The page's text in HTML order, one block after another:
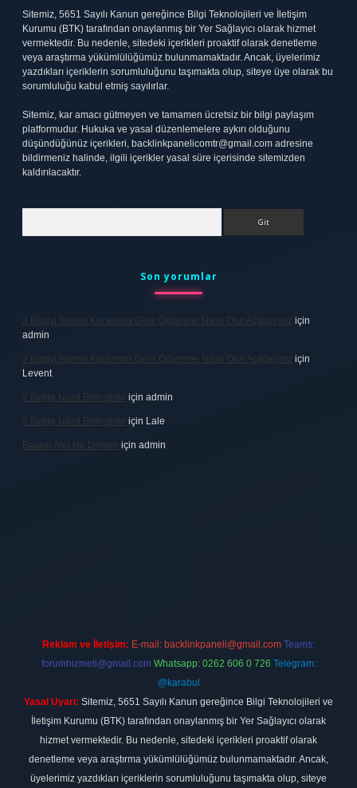
Sitemiz, 5651 Sayılı Kanun gereğince Bilgi Teknolojileri ve İletişim
Kurumu (BTK) tarafından onaylanmış bir Yer Sağlayıcı olarak hizmet
vermektedir. Bu nedenle, sitedeki içerikleri proaktif olarak denetleme
veya araştırma yükümlülüğümüz bulunmamaktadır. Ancak, üyelerimiz
yazdıkları içeriklerin sorumluluğunu taşımakta olup, siteye üye olarak bu
sorumluluğu kabul etmiş sayılırlar.
Sitemiz, kar amacı gütmeyen ve tamamen ücretsiz bir bilgi paylaşım
platformudur. Hukuka ve yasal düzenlemelere aykırı olduğunu
düşündüğünüz içerikleri, backlinkpanelicomtr@gmail.com adresine
bildirmeniz halinde, ilgili içerikler yasal süre içerisinde sitemizden
kaldırılacaktır.
Son yorumlar
3 Bilgiyi Işleme Kuramına Göre Öğrenme Nasıl Olur Açıklayınız için
admin
3 Bilgiyi Işleme Kuramına Göre Öğrenme Nasıl Olur Açıklayınız için
Levent
2 Belge Nasıl Birleştirilir için admin
2 Belge Nasıl Birleştirilir için Lale
Baskın Alel Ne Demek için admin
Reklam ve İletişim: E-mail: backlinkpaneli@gmail.com Teams:
forumhizmeti@gmail.com Whatsapp: 0262 606 0 726 Telegram:
@karabul
Yasal Uyarı: Sitemiz, 5651 Sayılı Kanun gereğince Bilgi Teknolojileri ve
İletişim Kurumu (BTK) tarafından onaylanmış bir Yer Sağlayıcı olarak
hizmet vermektedir. Bu nedenle, sitedeki içerikleri proaktif olarak
denetleme veya araştırma yükümlülüğümüz bulunmamaktadır. Ancak,
üyelerimiz yazdıkları içeriklerin sorumluluğunu taşımakta olup, siteye